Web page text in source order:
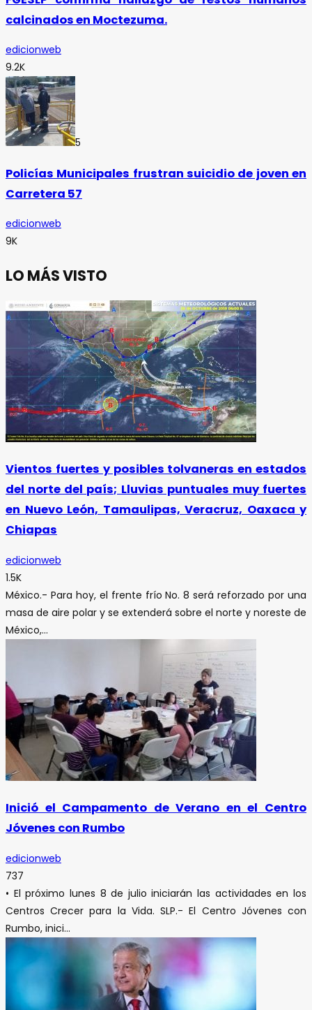
calcinados en Moctezuma.
edicionweb
9.2K
5
Policías Municipales frustran suicidio de joven en
Carretera 57
edicionweb
9K
LO MÁS VISTO
Vientos fuertes y posibles tolvaneras en estados
del norte del país; Lluvias puntuales muy fuertes
en Nuevo León, Tamaulipas, Veracruz, Oaxaca y
Chiapas
edicionweb
1.5K
México.- Para hoy, el frente frío No. 8 será reforzado por una
masa de aire polar y se extenderá sobre el norte y noreste de
México,...
Inició el Campamento de Verano en el Centro
Jóvenes con Rumbo
edicionweb
737
• El próximo lunes 8 de julio iniciarán las actividades en los
Centros Crecer para la Vida. SLP.- El Centro Jóvenes con
Rumbo, inici...